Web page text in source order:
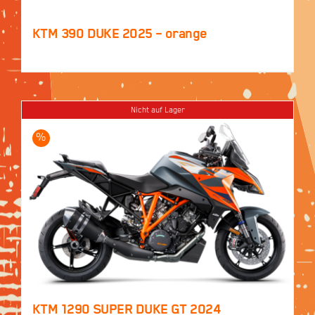
KTM 390 DUKE 2025 – orange
Nicht auf Lager
%
KTM 1290 SUPER DUKE GT 2024